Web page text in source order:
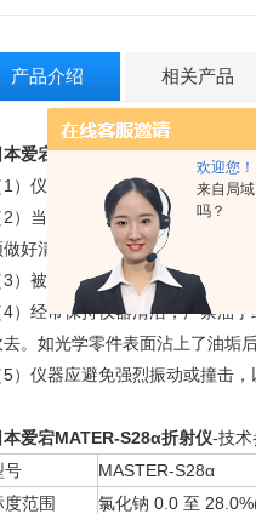
欢迎您！
来自局
吗？
产品介绍 相关产品
本爱宕MATER-S28α折射仪-维护
1）仪器应置于干燥、空气流通
2）当测试腐蚀性液体时应及时
做好清洁工作。
3）被测试样中不应有硬性杂质
4）经常保持仪器清洁，严禁油
去。如光学零件表面沾上了油垢
5） 仪器应避免强烈振动或撞击，
本爱宕MATER-S28α折射仪-技术
号
MASTER-S28α
度范围
氯化钠 0.0 至